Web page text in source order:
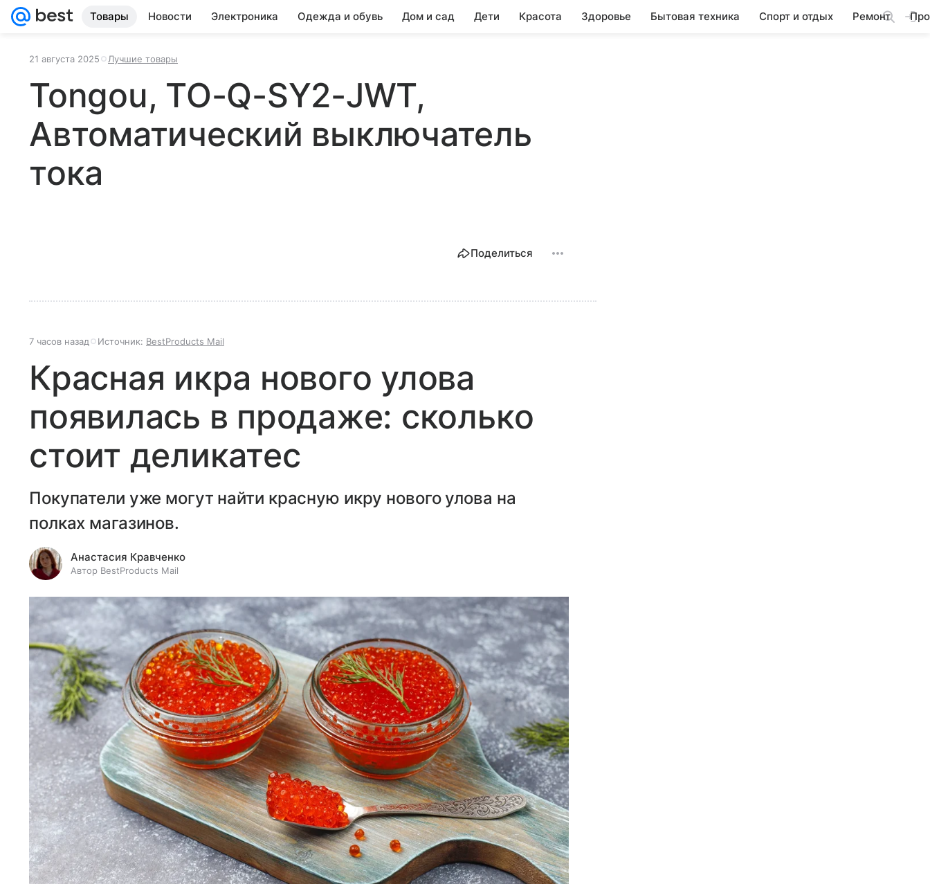
Товары Новости Электроника Одежда и обувь Дом и сад Дети Красота Здоровье Бытовая техника Спорт и отдых Ремонт
21 августа 2025 Лучшие товары
Tongou, TO-Q-SY2-JWT,
Автоматический выключатель
тока
Поделиться
7 часов назад Источник: BestProducts Mail
Красная икра нового улова
появилась в продаже: сколько
стоит деликатес
Покупатели уже могут найти красную икру нового улова на
полках магазинов.
Анастасия Кравченко
Автор BestProducts Mail